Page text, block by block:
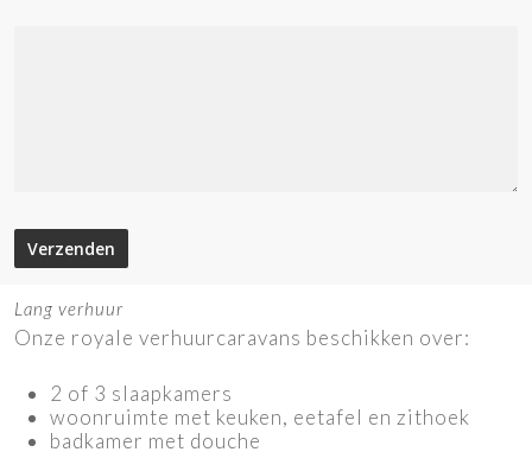
Lang verhuur
Onze royale verhuurcaravans beschikken over:
2 of 3 slaapkamers
woonruimte met keuken, eetafel en zithoek
badkamer met douche